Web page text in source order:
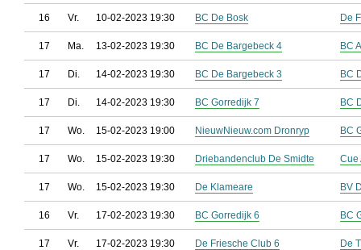
16 Vr. 10-02-2023 19:30 BC De Bosk De
17 Ma. 13-02-2023 19:30 BC De Bargebeck 4 BC
17 Di. 14-02-2023 19:30 BC De Bargebeck 3 BC
17 Di. 14-02-2023 19:30 BC Gorredijk 7 BC
17 Wo. 15-02-2023 19:00 NieuwNieuw.com Dronryp BC
17 Wo. 15-02-2023 19:30 Driebandenclub De Smidte Cue
17 Wo. 15-02-2023 19:30 De Klameare BV
16 Vr. 17-02-2023 19:30 BC Gorredijk 6 BC
17 Vr. 17-02-2023 19:30 De Friesche Club 6 De